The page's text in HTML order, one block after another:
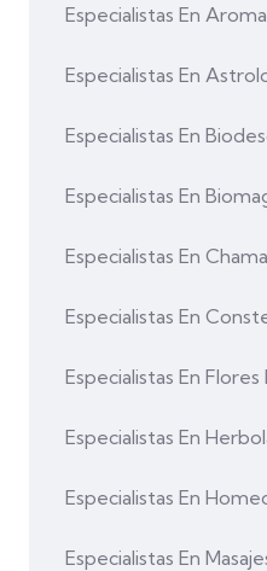
Especialistas En
Especialistas En
Especialistas En
Especialistas En
Especialistas En
Especialistas En
Especialistas En Flores
Especialistas En
Especialistas En
Especialistas En